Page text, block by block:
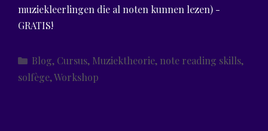
muziekleerlingen die al noten kunnen lezen) -
GRATIS!
Categories
Blog, Cursus, Muziektheorie, note reading skills,
solfège,Workshop